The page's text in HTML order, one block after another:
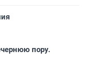
пору.